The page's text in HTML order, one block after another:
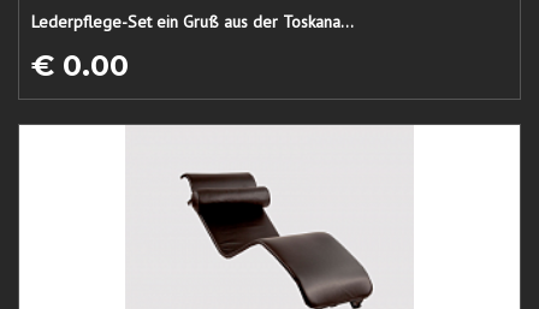
Lederpflege-Set ein Gruß aus der Toskana...
€ 0.00